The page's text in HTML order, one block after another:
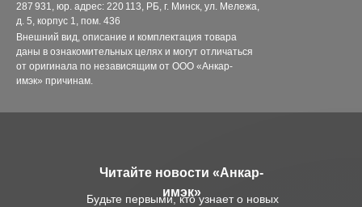
Читайте новости «Анкар-
имэк»
Будьте первыми, кто узнает о новых
287 931, юр. адрес: 220 113, РБ, г. Минск, ул. Мележа,
д. 5, корпус 1, пом. 436
Внешний вид, описание и комплектация товара
даны в ознакомительных целях и могут отличаться
от оригинала по независящим от ООО «Анкар-
имэк» причинам.